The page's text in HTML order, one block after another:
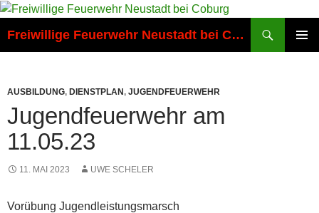
Zum
springen
Freiwillige Feuerwehr Neustadt bei Coburg
AUSBILDUNG, DIENSTPLAN, JUGENDFEUERWEHR
Jugendfeuerwehr am
11.05.23
11. MAI 2023 UWE SCHELER
Vorübung Jugendleistungsmarsch